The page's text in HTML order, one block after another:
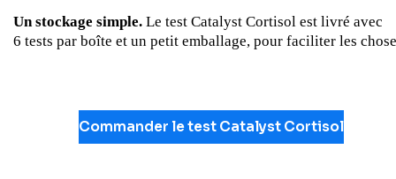
Un stockage simple. Le test Catalyst Cortisol est livré avec
6 tests par boîte et un petit emballage, pour faciliter les
Commander le test Catalyst Cortisol